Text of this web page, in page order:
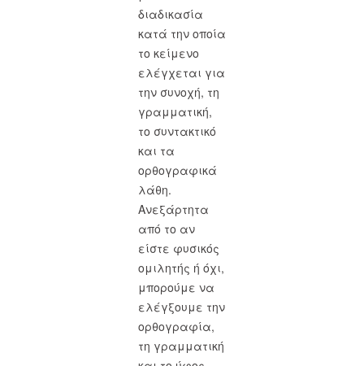
διαδικασία
κατά την οποία
το κείμενο
ελέγχεται για
την συνοχή, τη
γραμματική,
το συντακτικό
και τα
ορθογραφικά
λάθη.
Ανεξάρτητα
από το αν
είστε φυσικός
ομιλητής ή όχι,
μπορούμε να
ελέγξουμε την
ορθογραφία,
τη γραμματική